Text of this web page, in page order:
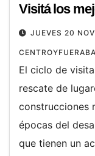
Visitá los
JUEVES 20
CENTROYFUERABA
El ciclo de
rescate de
construcciones
épocas del
que tienen un